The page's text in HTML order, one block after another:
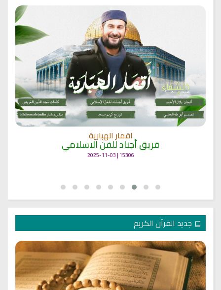
اقمار الهبارية
فريق أجناد للفن الاسلامي
15306 | 2025-11-03
جديد القرآن الكريم